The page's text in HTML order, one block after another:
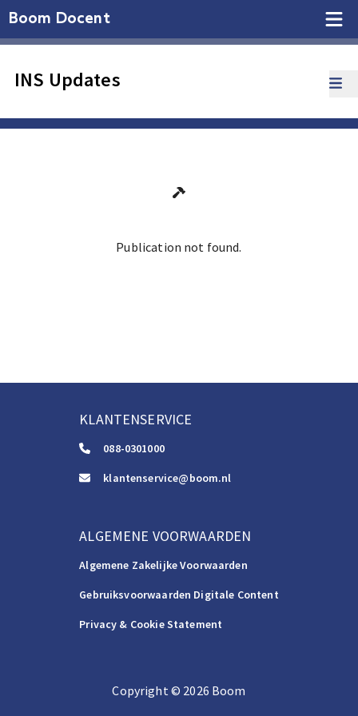
Boom Docent
INS Updates
Publication not found.
KLANTENSERVICE
088-0301000
klantenservice@boom.nl
ALGEMENE VOORWAARDEN
Algemene Zakelijke Voorwaarden
Gebruiksvoorwaarden Digitale Content
Privacy & Cookie Statement
Copyright©️ 2026 Boom